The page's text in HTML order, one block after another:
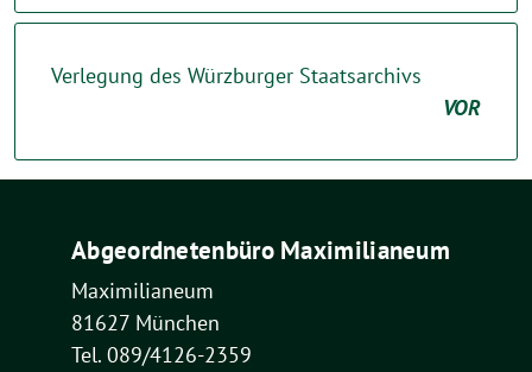
Verlegung des Würzburger Staatsarchivs
VOR
Abgeordnetenbüro Maximilianeum
Maximilianeum
81627 München
Tel. 089/4126-2359